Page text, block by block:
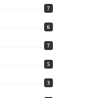
7
6
7
5
3